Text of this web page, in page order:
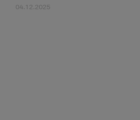
04.12.2025